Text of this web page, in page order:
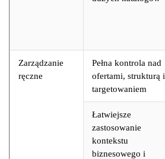
Zarządzanie
ręczne
Pełna kontrola nad
ofertami, strukturą i
targetowaniem
Łatwiejsze
zastosowanie
kontekstu
biznesowego i